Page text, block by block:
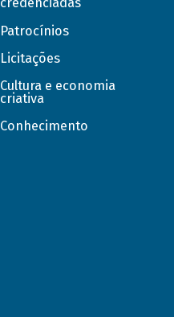
credenciadas
Patrocínios
Licitações
Cultura e economia
criativa
Conhecimento